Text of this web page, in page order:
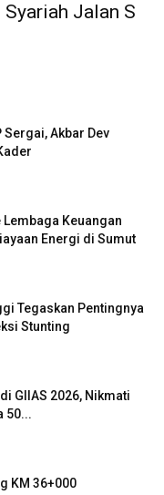
Syariah Jalan S
Sergai, Akbar Dev
Keuangan
Energi di Sumut
Tegaskan Pentingnya
Stunting
GIIAS 2026, Nikmati
50...
KM 36+000